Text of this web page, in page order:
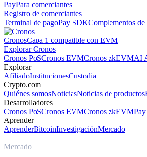
PayPara comerciantes
Registro de comerciantes
Terminal de pagoPay SDKComplementos
CronosCapa 1 compatible con EVM
Explorar Cronos
Cronos PoSCronos EVMCronos zkEVMAI
Explorar
AfiliadoInstitucionesCustodia
Crypto.com
Quiénes somosNoticiasNoticias de productos
Desarrolladores
Cronos PoSCronos EVMCronos zkEVM
Aprender
AprenderBitcoinInvestigaciónMercado
Mercado